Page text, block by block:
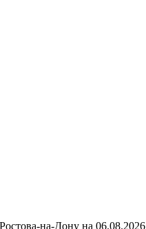
на-Дону на 06.08.2026